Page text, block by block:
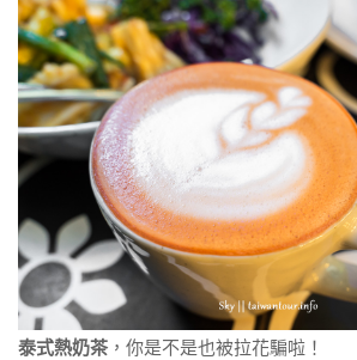
泰式熱奶茶 ，你是不是也被拉花騙啦！